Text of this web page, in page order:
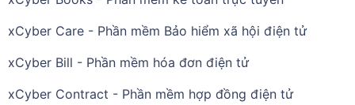
xCyber Care - Phần mềm Bảo hiểm xã hội điện tử
xCyber Bill - Phần mềm hóa đơn điện tử
xCyber Contract - Phần mềm hợp đồng điện tử